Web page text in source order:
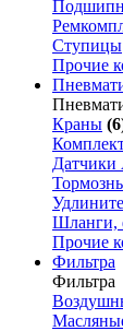
Ступицы
Прочие
Краны
Датчики
Шланги,
Прочие
Фильтра
Фильтра